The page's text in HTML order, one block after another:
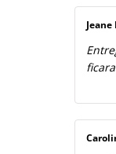
Jeane